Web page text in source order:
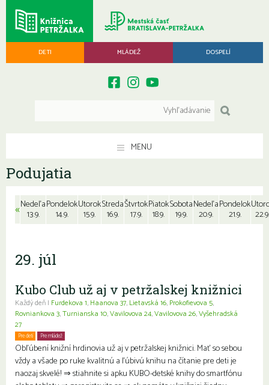
DETI MLÁDEŽ DOSPELÍ
MENU
Podujatia
«Nedeľa
13.9.
Pondelok
14.9.
Utorok
15.9.
Streda
16.9.
Štvrtok
17.9.
Piatok
18.9.
Sobota
19.9.
Nedeľa
20.9.
Pondelok
21.9. 22.9.
29. júl
Kubo Club už aj v petržalskej knižnici
Každý deň | Furdekova 1, Haanova 37, Lietavská 16, Prokofievova 5,
Rovniankova 3,Turnianska 10,Vavilovova 24,Vavilovova 26,Vyšehradská
27
Pre deti Pre mládež
Obľúbení knižní hrdinovia už aj v petržalskej knižnici. Mať so sebou
vždy a všade po ruke kvalitnú a ľúbivú knihu na čítanie pre deti je
naozaj skvelé! ⇒ stiahnite si apku KUBO-detské knihy do smartfónu